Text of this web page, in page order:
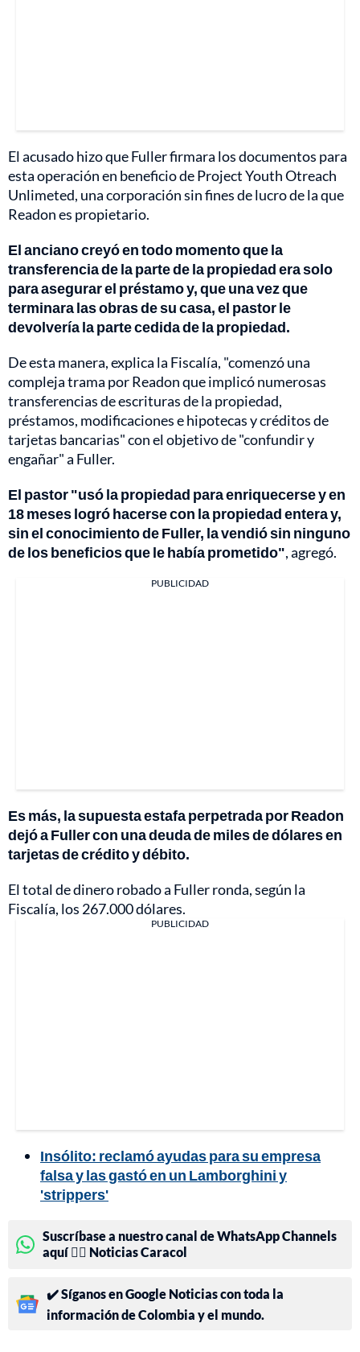
El acusado hizo que Fuller firmara los documentos para
esta operación en beneficio de Project Youth Otreach
Unlimeted, una corporación sin fines de lucro de la que
Readon es propietario.
El anciano creyó en todo momento que la
transferencia de la parte de la propiedad era solo
para asegurar el préstamo y, que una vez que
terminara las obras de su casa, el pastor le
devolvería la parte cedida de la propiedad.
De esta manera, explica la Fiscalía, "comenzó una
compleja trama por Readon que implicó numerosas
transferencias de escrituras de la propiedad,
préstamos, modificaciones e hipotecas y créditos de
tarjetas bancarias" con el objetivo de "confundir y
engañar" a Fuller.
El pastor "usó la propiedad para enriquecerse y en
18 meses logró hacerse con la propiedad entera y,
sin el conocimiento de Fuller, la vendió sin ninguno
de los beneficios que le había prometido", agregó.
PUBLICIDAD
Es más, la supuesta estafa perpetrada por Readon
dejó a Fuller con una deuda de miles de dólares en
tarjetas de crédito y débito.
El total de dinero robado a Fuller ronda, según la
Fiscalía, los 267.000 dólares.
PUBLICIDAD
Insólito: reclamó ayudas para su empresa
falsa y las gastó en un Lamborghini y
'strippers'
Suscríbase a nuestro canal de WhatsApp Channels
aquí 👉🏻 Noticias Caracol
✔️ Síganos en Google Noticias con toda la
información de Colombia y el mundo.